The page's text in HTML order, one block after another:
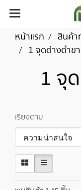
หน้าแรก สินค้
1 จุดด่างดำขา
1 จุ
เรียงตาม